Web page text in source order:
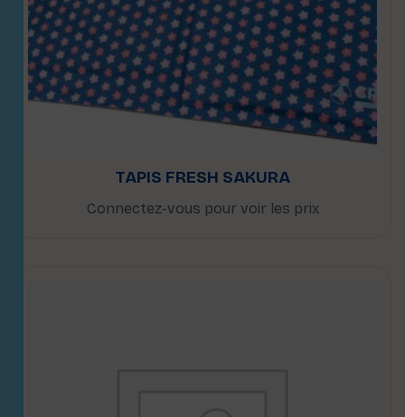
TAPIS FRESH SAKURA
Connectez-vous pour voir les prix